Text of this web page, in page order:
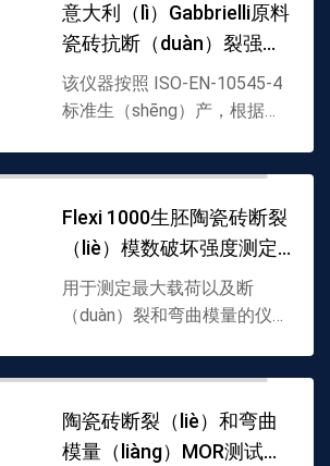
和可调节的支架，上面放置
（zhì）着（zhe）样品。上刀
(根据标（biāo）准要求可电子
调节速度)下降...
意大利（lì）Gabbrielli原料
瓷砖抗断（duàn）裂强度
测定仪CROME
该仪器按照 ISO-EN-10545-4
标准生（shēng）产，根据标
Chrometer 由施加和控制施加
到样品上的力（lì）的底座、
Flexi 1000生胚陶瓷砖断裂
（liè）模数破坏强度测定
仪
用于测定最大载荷以及断
（duàn）裂和弯曲模量的仪
有（yǒu）振荡和可调节的支
撑（chēng）件，上刀可根据
陶瓷砖断裂（liè）和弯曲
模量（liàng）MOR测试仪